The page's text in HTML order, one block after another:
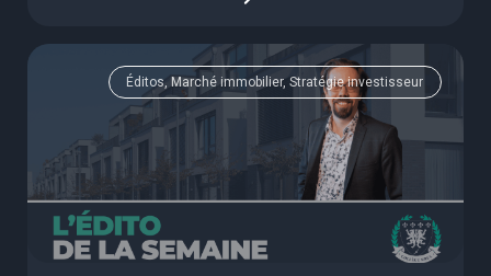
Éditos, Marché immobilier, Stratégie investisseur